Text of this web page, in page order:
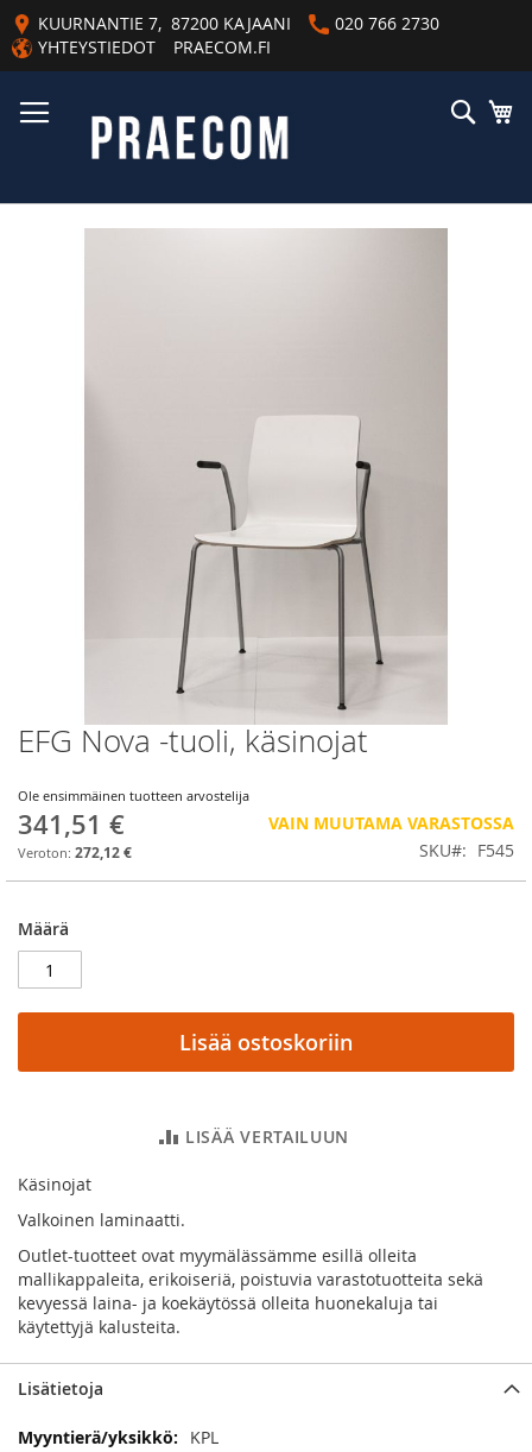
Skip
to
Content
KUURNANTIE 7, 87200 KAJAANI
020 766 2730
YHTEYSTIEDOT
PRAECOM.FI
Haku
Skip
to
beginning
of
the
images
EFG Nova -tuoli, käsinojat
Ole ensimmäinen tuotteen arvostelija
341,51 €
272,12 €
VAIN MUUTAMA VARASTOSSA
SKU
F545
Määrä
Lisää ostoskoriin
LISÄÄ VERTAILUUN
Käsinojat
Valkoinen laminaatti.
Outlet-tuotteet ovat myymälässämme esillä olleita
mallikappaleita, erikoiseriä, poistuvia varastotuotteita sekä
kevyessä laina- ja koekäytössä olleita huonekaluja tai
käytettyjä kalusteita.
Lisätietoja
Lisätietoja KPL